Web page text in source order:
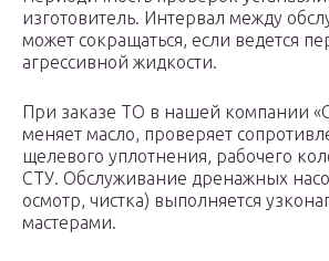
изготовитель. Интервал между
может сокращаться, если ведется
агрессивной жидкости.
При заказе ТО в нашей компании
меняет масло, проверяет
щелевого уплотнения, рабочего
СТУ. Обслуживание дренажных
осмотр, чистка) выполняется
мастерами.